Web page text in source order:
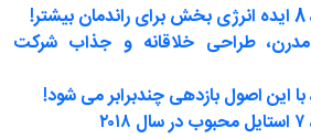
مدرن، طراحی خلاقانه و جذاب شرکت
با این اصول بازدهی چندبرابر می شود!